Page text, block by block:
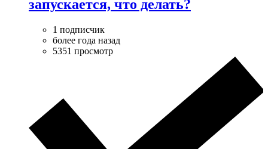
запускается, что делать?
1 подписчик
более года назад
5351 просмотр